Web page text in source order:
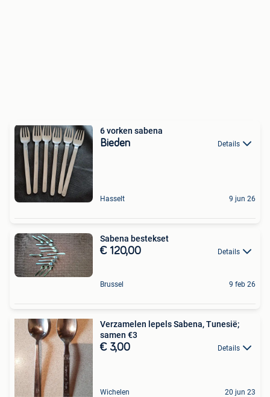
6 vorken sabena
Bieden Details
Hasselt 9 jun 26
Sabena bestekset
€ 120,00 Details
Brussel 9 feb 26
Verzamelen lepels Sabena, Tunesië;
samen €3
€ 3,00 Details
Wichelen 20 jun 23